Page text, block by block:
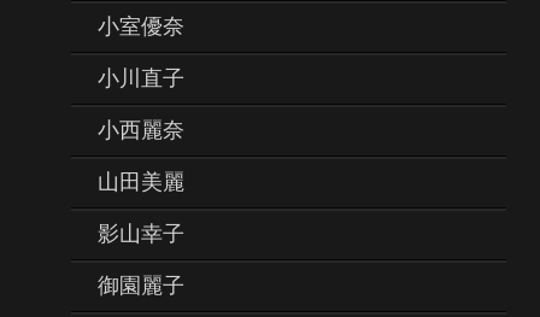
小室優奈
小川直子
小西麗奈
山田美麗
影山幸子
御園麗子